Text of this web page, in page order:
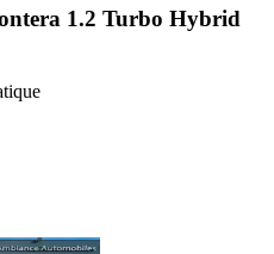
1.2 Turbo Hybrid